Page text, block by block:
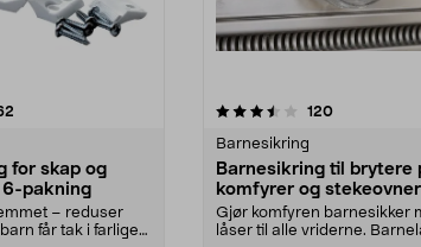
for skap og
6-pakning
– reduser
får tak i farlige
5 stjerner 120anmeldelser
Barnesikring
Barnesikring til brytere
komfyrer og stekeovner
Gjør komfyren barnesikker
låser til alle vriderne.